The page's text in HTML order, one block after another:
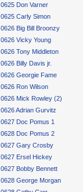
0625 Don Varner
0625 Carly Simon
0626 Big Bill Broonzy
0626 Vicky Young
0626 Tony Middleton
0626 Billy Davis jr.
0626 Georgie Fame
0626 Ron Wilson
0626 Mick Rowley (2)
0626 Adrian Gurvitz
0627 Doc Pomus 1
0628 Doc Pomus 2
0627 Gary Crosby
0627 Ersel Hickey
0627 Bobby Bennett
0628 George Morgan